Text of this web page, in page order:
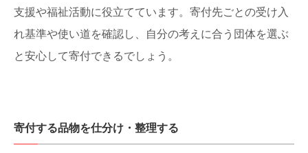
支援や福祉活動に役立てています。寄付先ごとの受け入
れ基準や使い道を確認し、自分の考えに合う団体を選ぶ
と安心して寄付できるでしょう。
寄付する品物を仕分け・整理する